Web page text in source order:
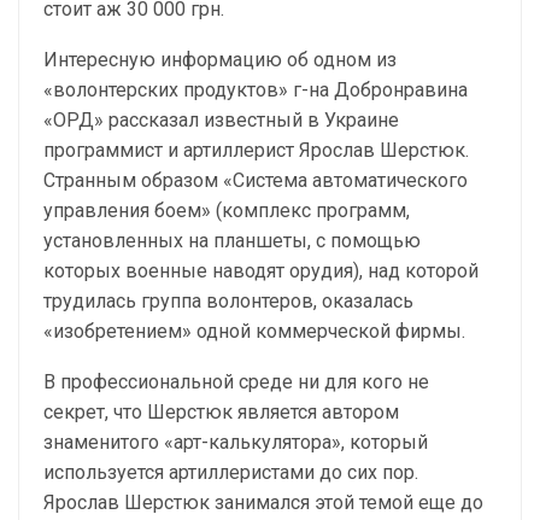
стоит аж 30 000 грн.
Интересную информацию об одном из
«волонтерских продуктов» г-на Добронравина
«ОРД» рассказал известный в Украине
программист и артиллерист Ярослав Шерстюк.
Странным образом «Система автоматического
управления боем» (комплекс программ,
установленных на планшеты, с помощью
которых военные наводят орудия), над которой
трудилась группа волонтеров, оказалась
«изобретением» одной коммерческой фирмы.
В профессиональной среде ни для кого не
секрет, что Шерстюк является автором
знаменитого «арт-калькулятора», который
используется артиллеристами до сих пор.
Ярослав Шерстюк занимался этой темой еще до